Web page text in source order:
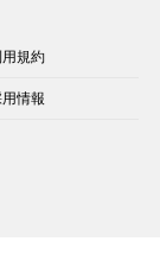
規約
情報